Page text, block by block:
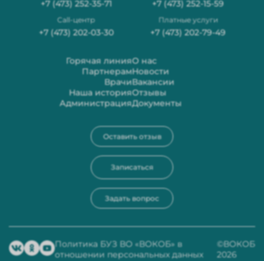
+7 (473) 252-35-71 +7 (473) 252-15-59
Сall-центр
+7 (473) 202-03-30
Платные услуги
+7 (473) 202-79-49
Горячая линия
Партнерам
Врачи
Наша история
Администрация
О нас
Новости
Вакансии
Отзывы
Документы
Оставить отзыв
Записаться
Задать вопрос
Политика БУЗ ВО «ВОКОБ» в
отношении персональных данных
©ВОКОБ
2026